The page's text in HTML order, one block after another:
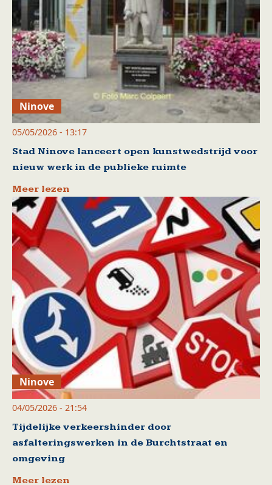
Ninove
05/05/2026 - 13:17
Stad Ninove lanceert open kunstwedstrijd voor
nieuw werk in de publieke ruimte
Meer lezen
Ninove
04/05/2026 - 21:54
Tijdelijke verkeershinder door
asfalteringswerken in de Burchtstraat en
omgeving
Meer lezen